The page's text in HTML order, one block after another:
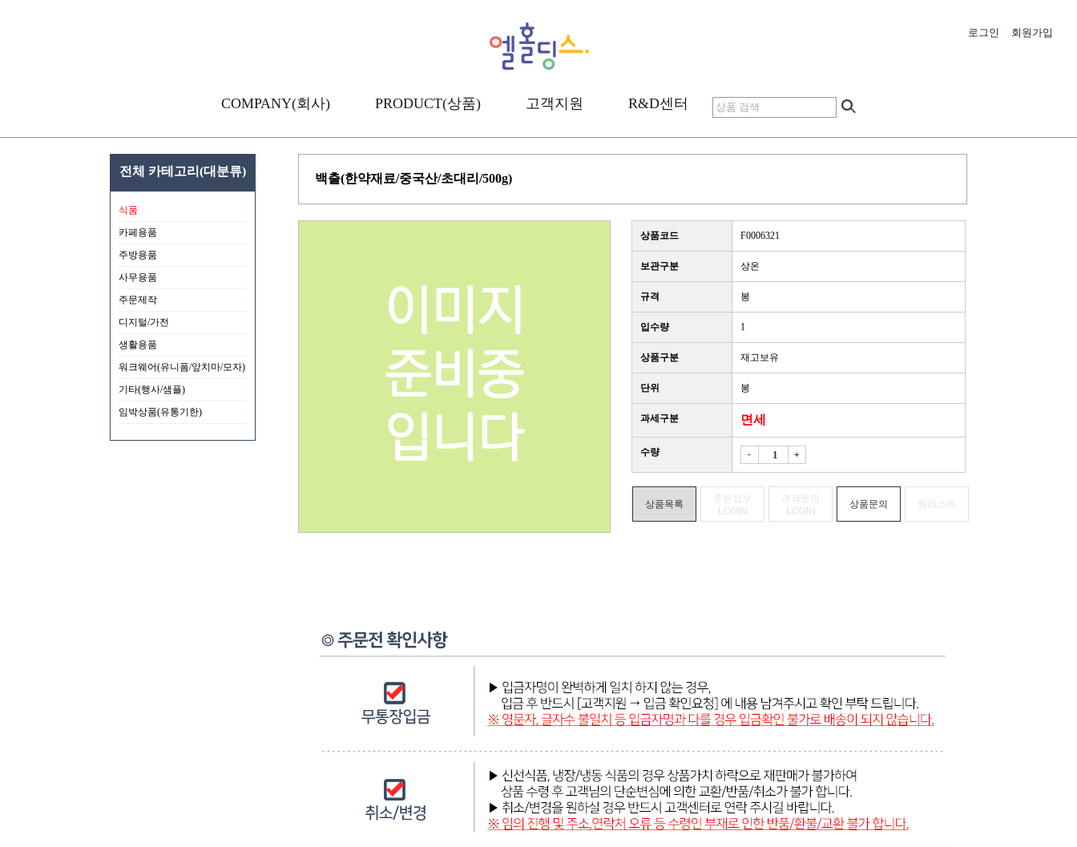
COMPANY(회사) PRODUCT(상품) 고객지원 R&D센터
로그인 회원가입
전체 카테고리(대분류)
식품
카페용품
주방용품
사무용품
주문제작
디지털/가전
생활용품
워크웨어(유니폼/앞치마/모자)
기타(행사/샘플)
임박상품(유통기한)
백출(한약재료/중국산/초대리/500g)
상품코드 F0006321
보관구분 상온
규격 봉
입수량 1
상품구분 재고보유
단위 봉
과세구분 면세
수량 - +
상품목록
주문접수
LOGIN
견적문의
LOGIN
상품문의 찜리스트